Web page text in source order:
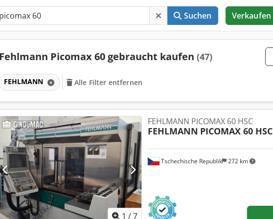
Suchen Verkaufen
Fehlmann Picomax 60 gebraucht kaufen (47)
FEHLMANN Alle Filter entfernen
1 /7
Tschechische Republik 272 km
FEHLMANN PICOMAX 60 HSC
FEHLMANN PICOMAX 60 HSC